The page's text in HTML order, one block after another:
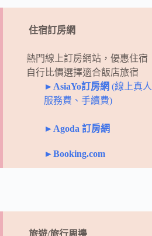
住宿訂房網
熱門線上訂房網站，優惠住宿
自行比價選擇適合飯店旅宿
►AsiaYo訂房網 (線上真
服務費、手續費)
►Agoda 訂房網
►Booking.com